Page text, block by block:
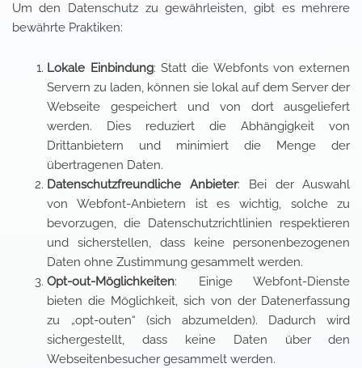
Um den Datenschutz zu gewährleisten, gibt es mehrere
bewährte Praktiken:
Lokale Einbindung: Statt die Webfonts von externen
Servern zu laden, können sie lokal auf dem Server der
Webseite gespeichert und von dort ausgeliefert
werden. Dies reduziert die Abhängigkeit von
Drittanbietern und minimiert die Menge der
übertragenen Daten.
Datenschutzfreundliche Anbieter: Bei der Auswahl
von Webfont-Anbietern ist es wichtig, solche zu
bevorzugen, die Datenschutzrichtlinien respektieren
und sicherstellen, dass keine personenbezogenen
Daten ohne Zustimmung gesammelt werden.
Opt-out-Möglichkeiten: Einige Webfont-Dienste
bieten die Möglichkeit, sich von der Datenerfassung
zu „opt-outen“ (sich abzumelden). Dadurch wird
sichergestellt, dass keine Daten über den
Webseitenbesucher gesammelt werden.